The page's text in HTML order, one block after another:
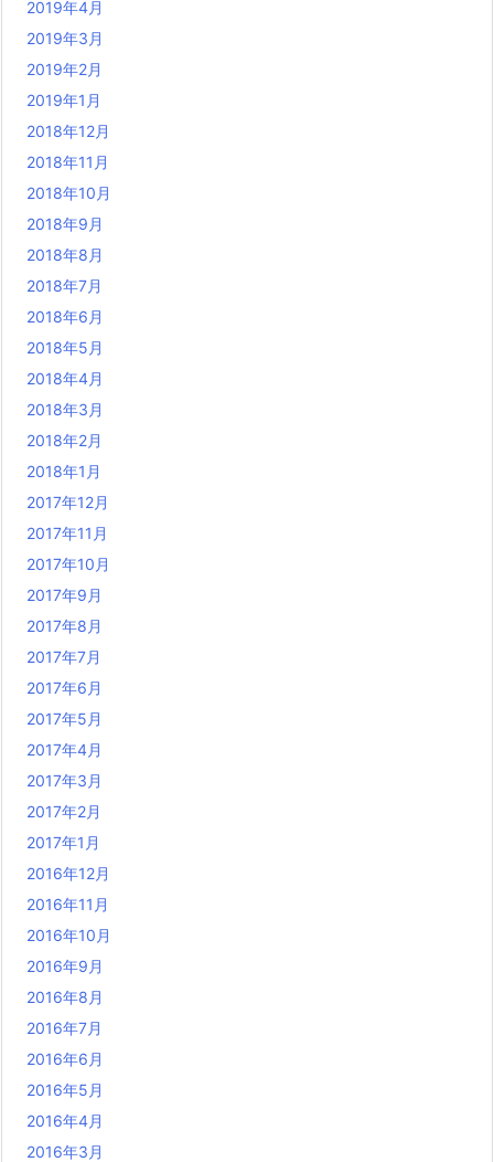
2019年4月
2019年3月
2019年2月
2019年1月
2018年12月
2018年11月
2018年10月
2018年9月
2018年8月
2018年7月
2018年6月
2018年5月
2018年4月
2018年3月
2018年2月
2018年1月
2017年12月
2017年11月
2017年10月
2017年9月
2017年8月
2017年7月
2017年6月
2017年5月
2017年4月
2017年3月
2017年2月
2017年1月
2016年12月
2016年11月
2016年10月
2016年9月
2016年8月
2016年7月
2016年6月
2016年5月
2016年4月
2016年3月